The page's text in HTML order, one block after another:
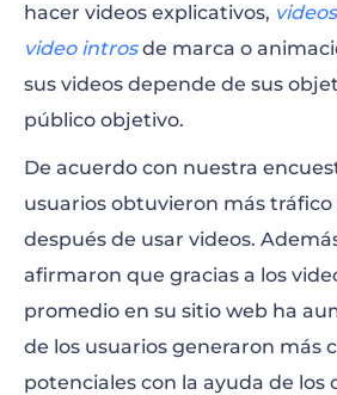
hacer videos explicativos,
video introsde marca o
sus videos depende de sus
público objetivo.
De acuerdo con nuestra
usuarios obtuvieron más
después de usar videos.
afirmaron que gracias a los
promedio en su sitio web ha
de los usuarios generaron más
potenciales con la ayuda de los